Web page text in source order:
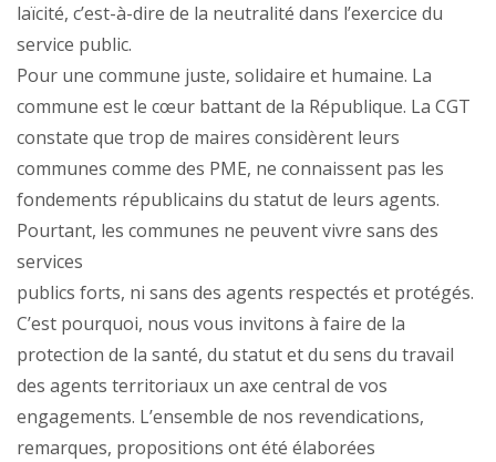
laïcité, c’est-à-dire de la neutralité dans l’exercice du
service public.
Pour une commune juste, solidaire et humaine. La
commune est le cœur battant de la République. La CGT
constate que trop de maires considèrent leurs
communes comme des PME, ne connaissent pas les
fondements républicains du statut de leurs agents.
Pourtant, les communes ne peuvent vivre sans des
services
publics forts, ni sans des agents respectés et protégés.
C’est pourquoi, nous vous invitons à faire de la
protection de la santé, du statut et du sens du travail
des agents territoriaux un axe central de vos
engagements. L’ensemble de nos revendications,
remarques, propositions ont été élaborées